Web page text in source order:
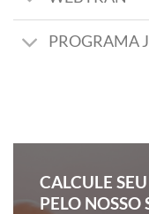
PROGRAMA
CALCULE
PELO NOSSO